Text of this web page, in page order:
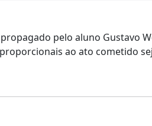
pelo aluno Gustavo
ao ato cometido